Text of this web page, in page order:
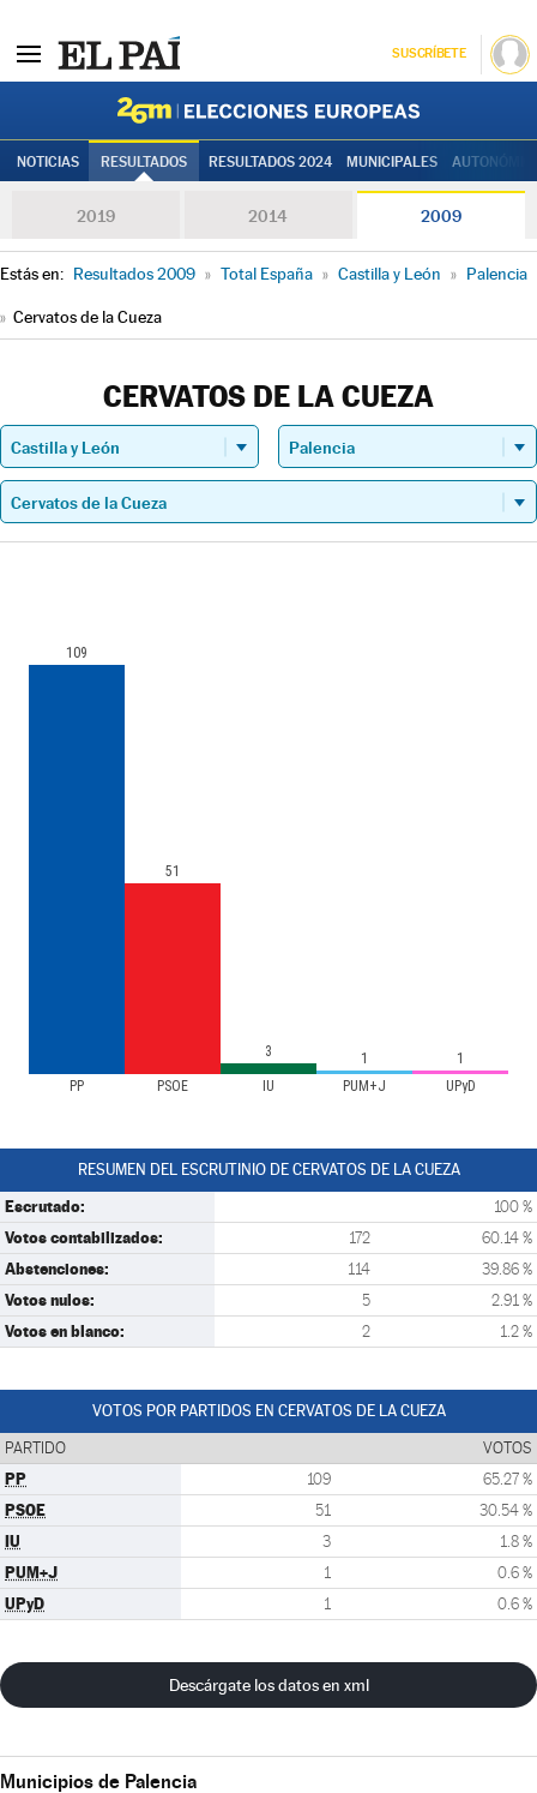
SUSCRÍBETE
NOTICIAS RESULTADOS RESULTADOS 2024 MUNICIPALES
2019 2014 2009
Estás en: Resultados 2009 » Total España » Castilla y León » Palencia
» Cervatos de la Cueza
CERVATOS DE LA CUEZA
PP PSOE IU PUM+J UPyD
109
51
3 1 1
RESUMEN DEL ESCRUTINIO DE CERVATOS DE LA CUEZA
Escrutado: 100 %
Votos contabilizados: 172 60.14 %
Abstenciones: 114 39.86 %
Votos nulos: 5 2.91 %
Votos en blanco: 2 1.2 %
VOTOS POR PARTIDOS EN CERVATOS DE LA CUEZA
PARTIDO VOTOS
PP 109 65.27 %
PSOE 51 30.54 %
IU 3 1.8 %
PUM+J 1 0.6 %
UPyD 1 0.6 %
Descárgate los datos en xml
Municipios de Palencia